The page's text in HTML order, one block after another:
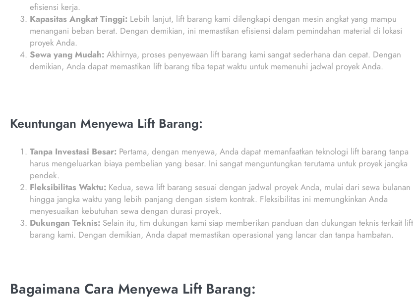
efisiensi kerja.
Kapasitas Angkat Tinggi: Lebih lanjut, lift barang kami dilengkapi dengan mesin angkat yang mampu
menangani beban berat. Dengan demikian, ini memastikan efisiensi dalam pemindahan material di lokasi
proyek Anda.
Sewa yang Mudah: Akhirnya, proses penyewaan lift barang kami sangat sederhana dan cepat. Dengan
demikian, Anda dapat memastikan lift barang tiba tepat waktu untuk memenuhi jadwal proyek Anda.
Keuntungan Menyewa Lift Barang:
Tanpa Investasi Besar: Pertama, dengan menyewa, Anda dapat memanfaatkan teknologi lift barang tanpa
harus mengeluarkan biaya pembelian yang besar. Ini sangat menguntungkan terutama untuk proyek jangka
pendek.
Fleksibilitas Waktu: Kedua, sewa lift barang sesuai dengan jadwal proyek Anda, mulai dari sewa bulanan
hingga jangka waktu yang lebih panjang dengan sistem kontrak. Fleksibilitas ini memungkinkan Anda
menyesuaikan kebutuhan sewa dengan durasi proyek.
Dukungan Teknis: Selain itu, tim dukungan kami siap memberikan panduan dan dukungan teknis terkait lift
barang kami. Dengan demikian, Anda dapat memastikan operasional yang lancar dan tanpa hambatan.
Bagaimana Cara Menyewa Lift Barang: